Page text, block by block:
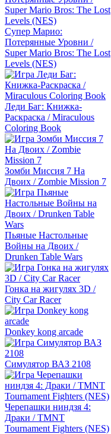
Супер Марио:
Потерянные Уровни /
Super Mario Bros: The Lost
Levels (NES)
Леди Баг: Книжка-
Раскраска / Miraculous
Coloring Book
Зомби Миссия 7 На
Двоих / Zombie Mission 7
Пьяные Настольные
Войны на Двоих /
Drunken Table Wars
Гонка на жигулях 3D /
City Car Racer
Donkey kong arcade
Симулятор ВАЗ 2108
Черепашки ниндзя 4:
Драки / TMNT
Tournament Fighters (NES)